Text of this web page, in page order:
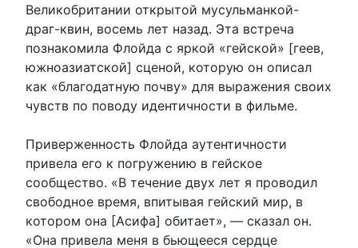
Великобритании открытой мусульманкой-
драг-квин, восемь лет назад. Эта встреча
познакомила Флойда с яркой «гейской» [геев,
южноазиатской] сценой, которую он описал
как «благодатную почву» для выражения своих
чувств по поводу идентичности в фильме.
Приверженность Флойда аутентичности
привела его к погружению в гейское
сообщество. «В течение двух лет я проводил
свободное время, впитывая гейский мир, в
котором она [Асифа] обитает», — сказал он.
«Она привела меня в бьющееся сердце